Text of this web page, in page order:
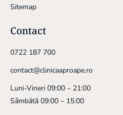
Sitemap
Contact
0722 187 700
contact@clinicaaproape.ro
Luni-Vineri 09:00 – 21:00
Sâmbătă 09:00 – 15:00